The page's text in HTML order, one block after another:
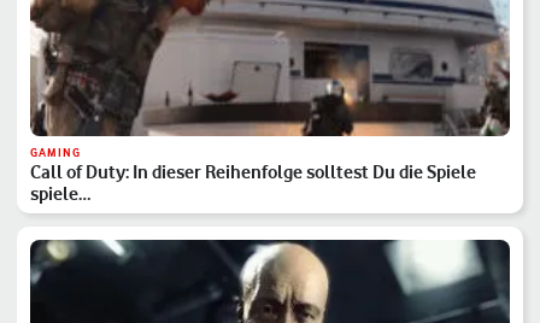
GAMING
Call of Duty: In dieser Reihenfolge solltest Du die Spiele
spiele…